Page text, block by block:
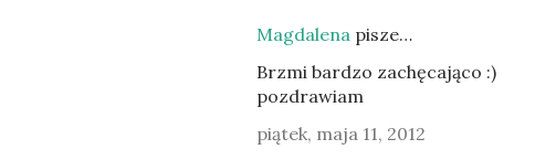
Magdalena pisze…
Brzmi bardzo zachęcająco :)
pozdrawiam
piątek, maja 11, 2012